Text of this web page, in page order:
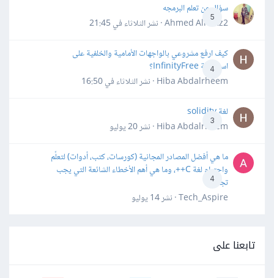
5
سؤال عن تعلم البرمجه
Ahmed Alhafiz2 · نشر
الثلاثاء في 21:45
4
كيف ارفع مشروعي بالواجهات الأمامية والخلفية على
استضافة InfinityFree؟
Hiba Abdalrheem · نشر
الثلاثاء في 16:50
3
لغة solidity
Hiba Abdalrheem · نشر
20 يوليو
4
ما هي أفضل المصادر المجانية (كورسات، كتب، أدوات) لتعلّم
واحترام لغة C++، وما هي أهم الأخطاء الشائعة التي يجب
تجنبها؟
Tech_Aspire · نشر
14 يوليو
تابعنا على